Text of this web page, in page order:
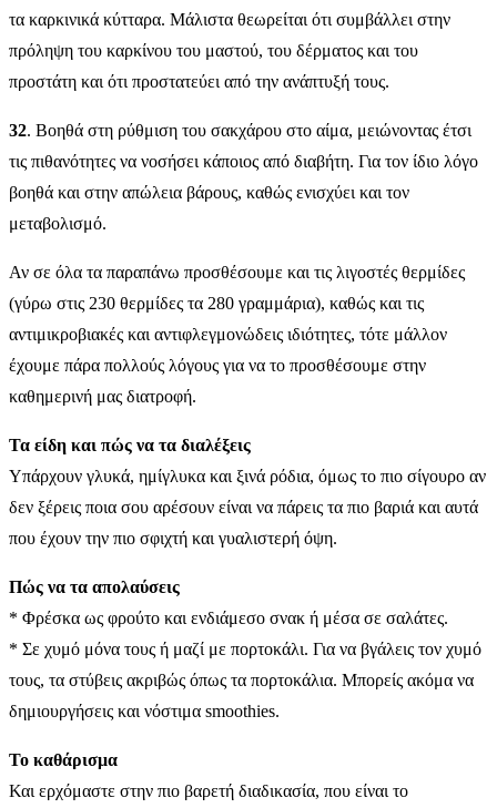
τα καρκινικά κύτταρα. Μάλιστα θεωρείται ότι συμβάλλει στην
πρόληψη του καρκίνου του μαστού, του δέρματος και του
προστάτη και ότι προστατεύει από την ανάπτυξή τους.
32. Βοηθά στη ρύθμιση του σακχάρου στο αίμα, μειώνοντας έτσι
τις πιθανότητες να νοσήσει κάποιος από διαβήτη. Για τον ίδιο λόγο
βοηθά και στην απώλεια βάρους, καθώς ενισχύει και τον
μεταβολισμό.
Αν σε όλα τα παραπάνω προσθέσουμε και τις λιγοστές θερμίδες
(γύρω στις 230 θερμίδες τα 280 γραμμάρια), καθώς και τις
αντιμικροβιακές και αντιφλεγμονώδεις ιδιότητες, τότε μάλλον
έχουμε πάρα πολλούς λόγους για να το προσθέσουμε στην
καθημερινή μας διατροφή.
Τα είδη και πώς να τα διαλέξεις
Υπάρχουν γλυκά, ημίγλυκα και ξινά ρόδια, όμως το πιο σίγουρο αν
δεν ξέρεις ποια σου αρέσουν είναι να πάρεις τα πιο βαριά και αυτά
που έχουν την πιο σφιχτή και γυαλιστερή όψη.
Πώς να τα απολαύσεις
* Φρέσκα ως φρούτο και ενδιάμεσο σνακ ή μέσα σε σαλάτες.
* Σε χυμό μόνα τους ή μαζί με πορτοκάλι. Για να βγάλεις τον χυμό
τους, τα στύβεις ακριβώς όπως τα πορτοκάλια. Μπορείς ακόμα να
δημιουργήσεις και νόστιμα smoothies.
Το καθάρισμα
Και ερχόμαστε στην πιο βαρετή διαδικασία, που είναι το